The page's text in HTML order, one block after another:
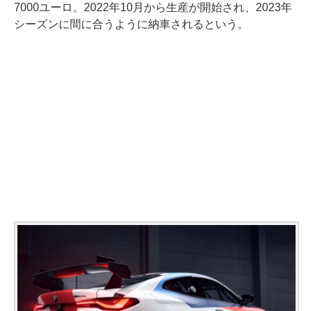
7000ユーロ。2022年10月から生産が開始され、2023年
シーズンに間に合うように納車されるという。